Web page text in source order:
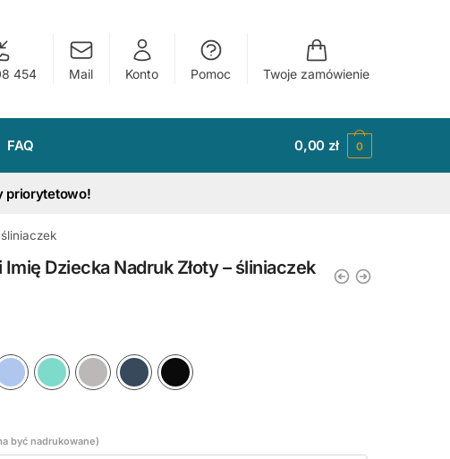
454 Mail Konto Pomoc Twoje zamówienie
FAQ 0,00zł 0
priorytetowo!
Imię Dziecka Nadruk Złoty – śliniaczek
Różowy Ciemny Różowy
Błękitny MiętowySzary
być nadrukowane)